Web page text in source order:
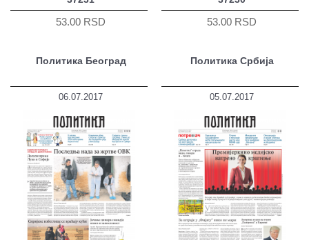
53.00 RSD 53.00 RSD
Политика Београд
06.07.2017
Политика Србија
05.07.2017